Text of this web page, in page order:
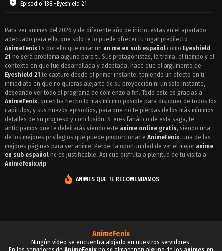
Episodio 138 - Eyeshield 21
Episodio 136 - Eyeshield 21
Episodio 135 - Eyeshield 21
Episodio 134 - Eyeshield 21
Episodio 133 - Eyeshield 21
Episodio 132 - Eyeshield 21
Episodio 131 - Eyeshield 21
Episodio 130 - Eyeshield 21
Episodio 129 - Eyeshield 21
Episodio 128 - Eyeshield 21
Episodio 124 - Eyeshield 21
Para ver animes del 2026 y de diferente año de inicio, estas en el apartado
adecuado para ello, que solo te lo puede ofrecer tu lugar predilecto
AnimeFenix Es por ello que mirar un anime en sub español como Eyeshield
21 no será problema alguno para ti. Sus protagonistas, la trama, el tiempo y el
contexto en que fue desarrollada y adaptada, hace que el argumento de
Eyeshield 21 te capture desde el primer instante, teniendo un efecto en ti
inmediato en que no quieras alejarte de su proyección ni un solo instante,
deseando ver todo el programa de comienzo a fin. Todo esto es gracias a
AnimeFenix, quien ha hecho lo más mínimo posible para disponer de todos los
capítulos, y sus nuevos episodios, para que no te pierdas de los más mínimos
detalles de su progreso y conclusión. Si eres fanático de esta saga, te
anticipamos que te deleitarás viendo este anime online gratis, siendo una
de los mejores privilegios que puede proporcionarte AnimeFenix, una de las
mejores páginas para ver anime. Perder la oportunidad de ver el mejor anime
en sub español no es justificable. Así que disfruta a plenitud de tu visita a
Animefenix.vip
ANIMES QUE TE RECOMENDAMOS
AnimeFenix
Ningún vídeo se encuentra alojado en nuestros servidores.
En los servidores de AnimeFenix no se almacenan alguno de los animes en